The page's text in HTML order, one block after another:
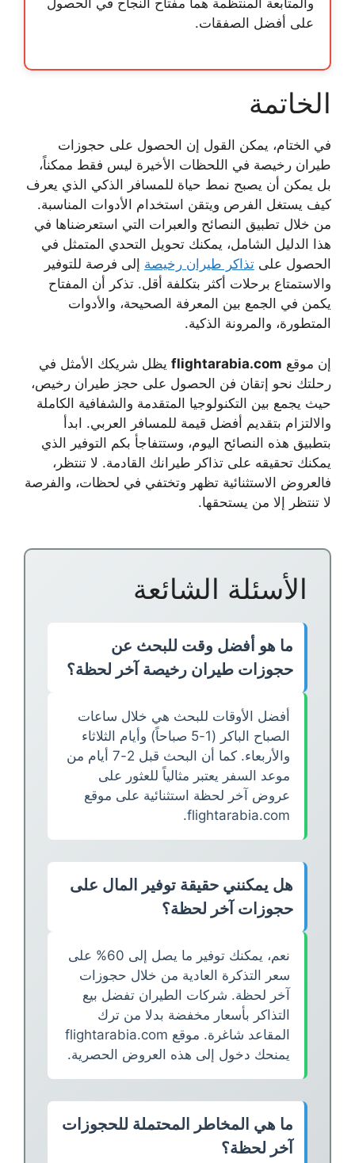
على أفضل الصفقات.
الخاتمة
في الختام، يمكن القول إن الحصول على حجوزات
طيران رخيصة في اللحظات الأخيرة ليس فقط ممكناً،
بل يمكن أن يصبح نمط حياة للمسافر الذكي الذي يعرف
كيف يستغل الفرص ويتقن استخدام الأدوات المناسبة.
من خلال تطبيق النصائح والعبرات التي استعرضناها في
هذا الدليل الشامل، يمكنك تحويل التحدي المتمثل في
الحصول على تذاكر طيران رخيصة إلى فرصة للتوفير
والاستمتاع برحلات أكثر بتكلفة أقل. تذكر أن المفتاح
يكمن في الجمع بين المعرفة الصحيحة، والأدوات
المتطورة، والمرونة الذكية.
إن موقع flightarabia.com يظل شريكك الأمثل في
رحلتك نحو إتقان فن الحصول على حجز طيران رخيص،
حيث يجمع بين التكنولوجيا المتقدمة والشفافية الكاملة
والالتزام بتقديم أفضل قيمة للمسافر العربي. ابدأ
بتطبيق هذه النصائح اليوم، وستتفاجأ بكم التوفير الذي
يمكنك تحقيقه على تذاكر طيرانك القادمة. لا تنتظر،
فالعروض الاستثنائية تظهر وتختفي في لحظات، والفرصة
لا تنتظر إلا من يستحقها.
الأسئلة الشائعة
ما هو أفضل وقت للبحث عن
حجوزات طيران رخيصة آخر لحظة؟
أفضل الأوقات للبحث هي خلال ساعات
الصباح الباكر (1-5 صباحاً) وأيام الثلاثاء
والأربعاء. كما أن البحث قبل 2-7 أيام من
موعد السفر يعتبر مثالياً للعثور على
عروض آخر لحظة استثنائية على موقع
flightarabia.com.
هل يمكنني حقيقة توفير المال على
حجوزات آخر لحظة؟
نعم، يمكنك توفير ما يصل إلى 60% على
سعر التذكرة العادية من خلال حجوزات
آخر لحظة. شركات الطيران تفضل بيع
التذاكر بأسعار مخفضة بدلا من ترك
المقاعد شاغرة. موقع flightarabia.com
يمنحك دخول إلى هذه العروض الحصرية.
ما هي المخاطر المحتملة للحجوزات
آخر لحظة؟